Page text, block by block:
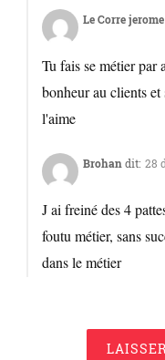
Le Corre jerome
Tu fais se métier par
bonheur au clients
l'aime
Brohan dit: 28
J ai freiné des 4
foutu métier, sans
dans le métier